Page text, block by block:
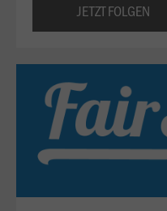
JETZT FOLGEN